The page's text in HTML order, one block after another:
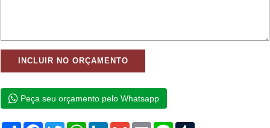
Peça seu orçamento pelo Whatsapp